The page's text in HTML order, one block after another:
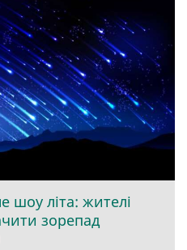
шоу літа: жителі
зорепад